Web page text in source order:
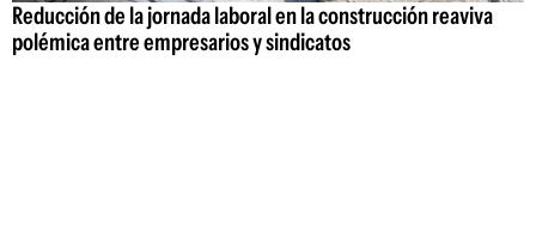
Reducción de la jornada laboral en la construcción reaviva
polémica entre empresarios y sindicatos